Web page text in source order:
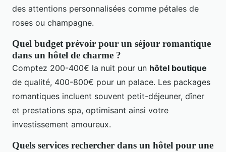
des attentions personnalisées comme pétales de
roses ou champagne.
Quel budget prévoir pour un séjour romantique
dans un hôtel de charme ?
Comptez 200-400€ la nuit pour un hôtel boutique
de qualité, 400-800€ pour un palace. Les packages
romantiques incluent souvent petit-déjeuner, dîner
et prestations spa, optimisant ainsi votre
investissement amoureux.
Quels services rechercher dans un hôtel pour une